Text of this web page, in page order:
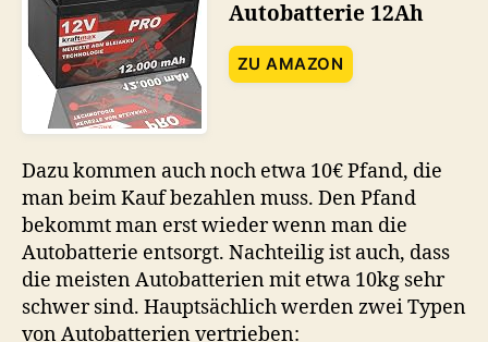
Autobatterie 12Ah
ZU AMAZON
Dazu kommen auch noch etwa 10€ Pfand, die
man beim Kauf bezahlen muss. Den Pfand
bekommt man erst wieder wenn man die
Autobatterie entsorgt. Nachteilig ist auch, dass
die meisten Autobatterien mit etwa 10kg sehr
schwer sind. Hauptsächlich werden zwei Typen
von Autobatterien vertrieben: